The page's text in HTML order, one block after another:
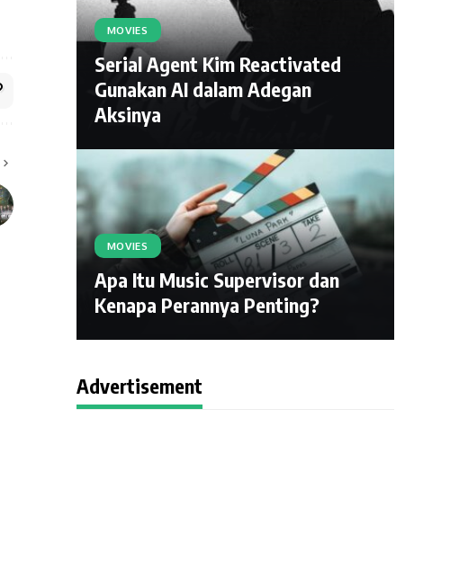
MOVIES
Serial Agent Kim Reactivated
Gunakan AI dalam Adegan
Aksinya
MOVIES
Apa Itu Music Supervisor dan
Kenapa Perannya Penting?
Advertisement